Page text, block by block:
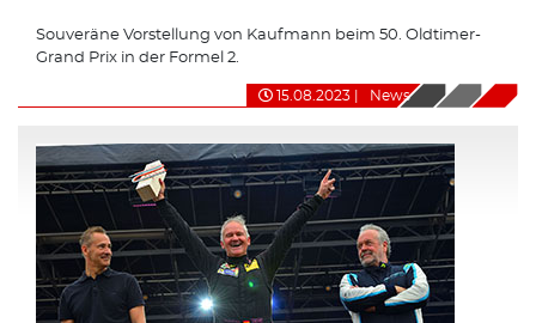
Souveräne Vorstellung von Kaufmann beim 50. Oldtimer-
Grand Prix in der Formel 2.
15.08.2023 News